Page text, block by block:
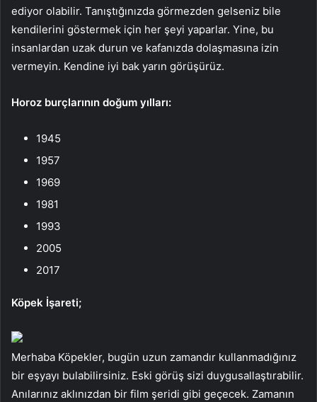
ediyor olabilir. Tanıştığınızda görmezden gelseniz bile
kendilerini göstermek için her şeyi yaparlar. Yine, bu
insanlardan uzak durun ve kafanızda dolaşmasına izin
vermeyin. Kendine iyi bak yarın görüşürüz.
Horoz burçlarının doğum yılları:
1945
1957
1969
1981
1993
2005
2017
Köpek İşareti;
Merhaba Köpekler, bugün uzun zamandır kullanmadığınız
bir eşyayı bulabilirsiniz. Eski görüş sizi duygusallaştırabilir.
Anılarınız aklınızdan bir film şeridi gibi geçecek. Zamanın